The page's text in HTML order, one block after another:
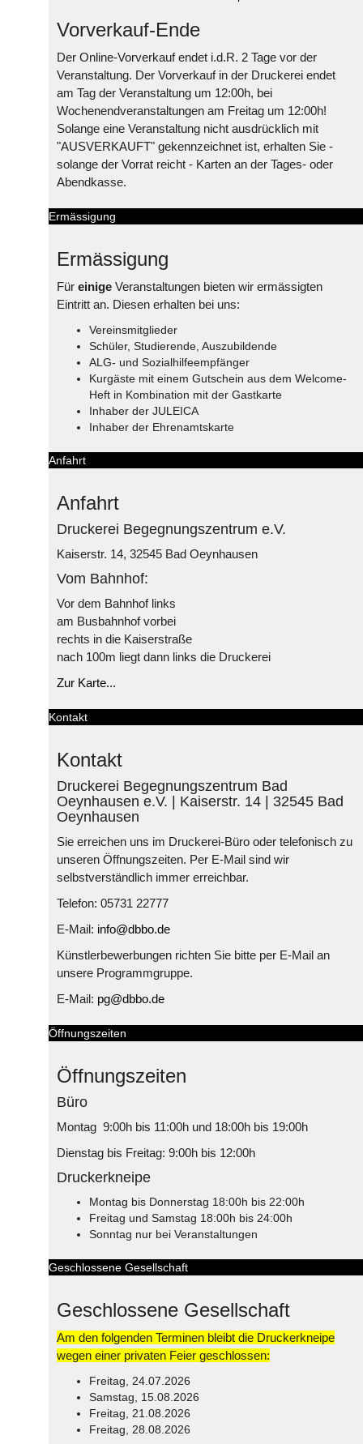
Vorverkauf-Ende
Der Online-Vorverkauf endet i.d.R. 2 Tage vor der
Veranstaltung. Der Vorverkauf in der Druckerei endet
am Tag der Veranstaltung um 12:00h, bei
Wochenendveranstaltungen am Freitag um 12:00h!
Solange eine Veranstaltung nicht ausdrücklich mit
"AUSVERKAUFT" gekennzeichnet ist, erhalten Sie -
solange der Vorrat reicht - Karten an der Tages- oder
Abendkasse.
Ermässigung
Ermässigung
Für einige Veranstaltungen bieten wir ermässigten
Eintritt an. Diesen erhalten bei uns:
Vereinsmitglieder
Schüler, Studierende, Auszubildende
ALG- und Sozialhilfeempfänger
Kurgäste mit einem Gutschein aus dem Welcome-
Heft in Kombination mit der Gastkarte
Inhaber der JULEICA
Inhaber der Ehrenamtskarte
Anfahrt
Anfahrt
Druckerei Begegnungszentrum e.V.
Kaiserstr. 14, 32545 Bad Oeynhausen
Vom Bahnhof:
Vor dem Bahnhof links
am Busbahnhof vorbei
rechts in die Kaiserstraße
nach 100m liegt dann links die Druckerei
Zur Karte...
Kontakt
Kontakt
Druckerei Begegnungszentrum Bad
Oeynhausen e.V. | Kaiserstr. 14 | 32545 Bad
Oeynhausen
Sie erreichen uns im Druckerei-Büro oder telefonisch zu
unseren Öffnungszeiten. Per E-Mail sind wir
selbstverständlich immer erreichbar.
Telefon: 05731 22777
E-Mail: info@dbbo.de
Künstlerbewerbungen richten Sie bitte per E-Mail an
unsere Programmgruppe.
E-Mail: pg@dbbo.de
Öffnungszeiten
Öffnungszeiten
Büro
Montag 9:00h bis 11:00h und 18:00h bis 19:00h
Dienstag bis Freitag: 9:00h bis 12:00h
Druckerkneipe
Montag bis Donnerstag 18:00h bis 22:00h
Freitag und Samstag 18:00h bis 24:00h
Sonntag nur bei Veranstaltungen
Geschlossene Gesellschaft
Geschlossene Gesellschaft
Am den folgenden Terminen bleibt die Druckerkneipe
wegen einer privaten Feier geschlossen:
Freitag, 24.07.2026
Samstag, 15.08.2026
Freitag, 21.08.2026
Freitag, 28.08.2026